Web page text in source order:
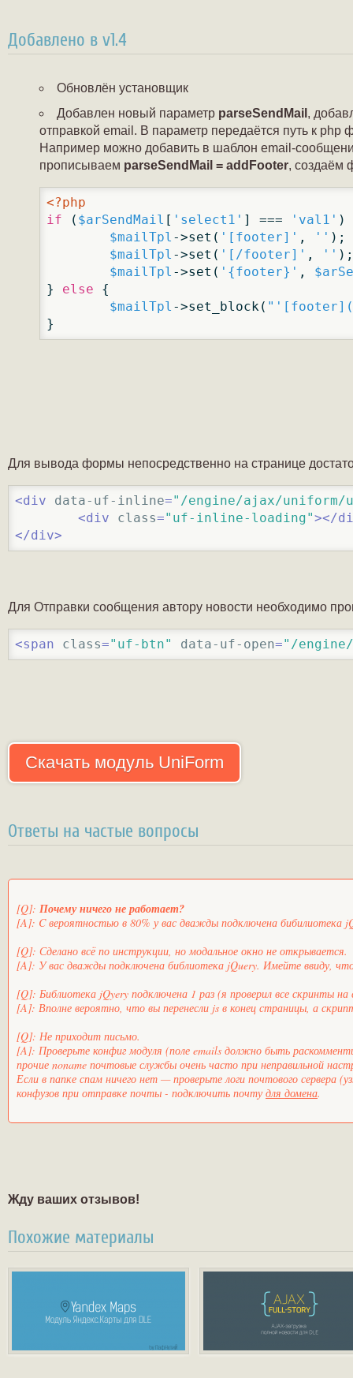
Добавлено в v1.4
Обновлён установщик
Добавлен новый параметр parseSendMail ,
отправкой email. В параметр передаётся путь к php
Например можно добавить в шаблон email-
прописываем parseSendMail = addFooter, создаём
<?php
if ( $arSendMail [ 'select1' ] === 'val1' )
$mailTpl ->set( '[footer]' , '' );
$mailTpl ->set( '[/footer]' , '' );
$mailTpl ->set( '{footer}' ,
} else {
$mailTpl ->set_block(
}
Для вывода формы непосредственно на странице
<div data-uf-inline="/engine/ajax/uniform/
<div class="uf-inline-loading"></
</div>
Для Отправки сообщения автору новости необходимо
<span class="uf-btn" data-uf-open="/
Скачать модуль UniForm
Ответы на частые вопросы
[Q]: Почему ничего не работает?
[A]: C вероятностью в 80% у вас дважды подключена бибилиотека
[Q]: Сделано всё по инструкции, но модальное окно не открывается.
[A]: У вас дважды подключена библиотека jQuery. Имейте ввиду,
[Q]: Библиотека jQyery подключена 1 раз (я проверил все скринты
[A]: Вполне вероятно, что вы перенесли js в конец страницы, а
[Q]: Не приходит письмо.
[A]: Проверьте конфиг модуля (поле emails должно быть
прочие noname почтовые службы очень часто при неправильной
Если в папке спам ничего нет — проверьте логи почтового
конфузов при отправке почты - подключить почтудля домена.
Жду ваших отзывов!
Похожие материалы